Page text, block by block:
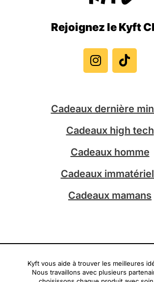
Rejoignez le Kyft
n
s
t
r
a
m
i
k
t
Cadeaux dernière
Cadeaux high tech
Cadeaux homme
Cadeaux
Cadeaux mamans
Kyft vous aide à trouver les meilleures
Nous travaillons avec plusieurs